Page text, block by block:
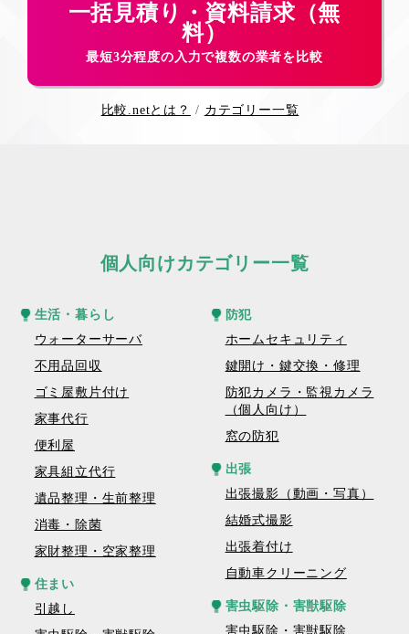
一括見積り・資料請求（無
料）
最短3分程度の入力で複数の業者を比較
比較.netとは？ カテゴリー一覧
個人向けカテゴリー一覧
生活・暮らし
ウォーターサーバ
不用品回収
ゴミ屋敷片付け
家事代行
便利屋
家具組立代行
遺品整理・生前整理
消毒・除菌
家財整理・空家整理
住まい
引越し
防犯
ホームセキュリティ
鍵開け・鍵交換・修理
防犯カメラ・監視カメラ
（個人向け）
窓の防犯
出張
出張撮影（動画・写真）
結婚式撮影
出張着付け
自動車クリーニング
害虫駆除・害獣駆除
害虫駆除・害獣駆除